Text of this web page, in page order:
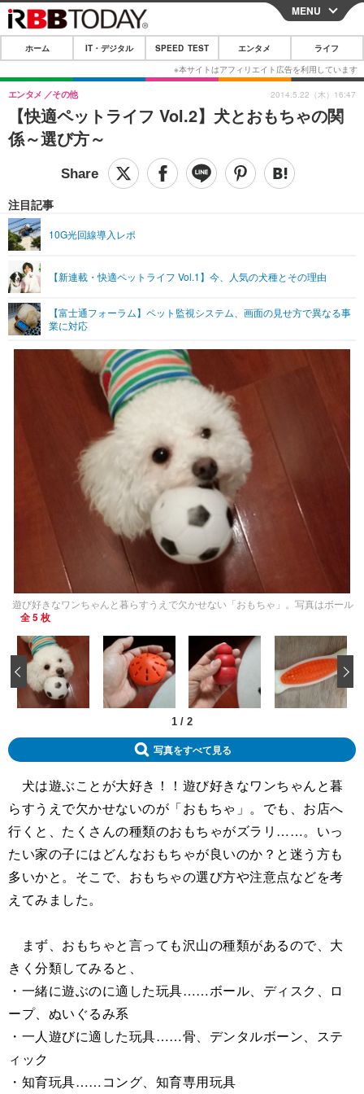
CLOSE
ホーム
IT・デジタル
IT・デジタルTOP スマートフォン
ショッピング その他
SPEED TEST
エンタメTOP 映画・ドラマ
グラビア ブログ
ショッピング その他
ライフTOP
リリース一覧
プッシュ通知の停止方法
MENU
ホーム IT・デジタル SPEED TEST エンタメ ライフ
【快適ペットライフ Vol.2】犬とおもちゃの関
係～選び方～
エンタメ その他
注目記事
10G光回線導入レポ
【新連載・快適ペットライフ Vol.1】今、人気の犬種とその理由
【富士通フォーラム】ペット監視システム、画面の見せ方で異なる事
業に対応
2014.5.22（木）16:47
遊び好きなワンちゃんと暮らすうえで欠かせない「おもちゃ」。写真はボール
全 5 枚
1 / 2
‹
写真をすべて見る
犬は遊ぶことが大好き！！遊び好きなワンちゃんと暮
らすうえで欠かせないのが「おもちゃ」。でも、お店へ
行くと、たくさんの種類のおもちゃがズラリ……。いっ
たい家の子にはどんなおもちゃが良いのか？と迷う方も
多いかと。そこで、おもちゃの選び方や注意点などを考
えてみました。
まず、おもちゃと言っても沢山の種類があるので、大
きく分類してみると、
・一緒に遊ぶのに適した玩具……ボール、ディスク、ロ
ープ、ぬいぐるみ系
・一人遊びに適した玩具……骨、デンタルボーン、ステ
ィック
・知育玩具……コング、知育専用玩具